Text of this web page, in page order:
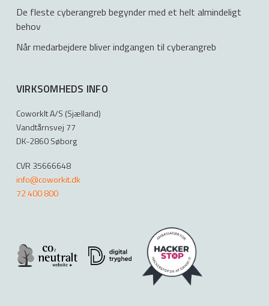
De fleste cyberangreb begynder med et helt almindeligt
behov
Når medarbejdere bliver indgangen til cyberangreb
VIRKSOMHEDS INFO
CoworkIt A/S (Sjælland)
Vandtårnsvej 77
DK-2860 Søborg
CVR 35666648
info@coworkit.dk
72 400 800